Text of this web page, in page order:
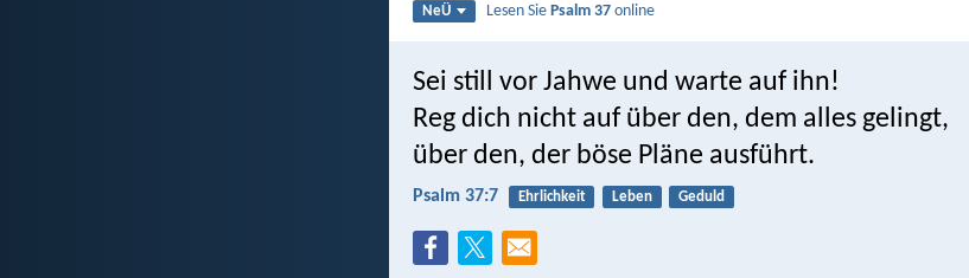
NeÜ Lesen SiePsalm 37 online
Sei still vor Jahwe und warte auf ihn!
Reg dich nicht auf über den, dem alles gelingt,
über den, der böse Pläne ausführt.
Psalm 37:7 Ehrlichkeit Leben Geduld